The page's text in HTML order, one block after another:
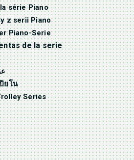
série Piano
z serii Piano
Piano-Serie
de la serie
ยโน
Series